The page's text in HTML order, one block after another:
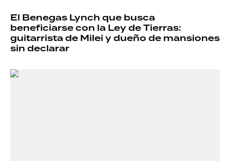
El Benegas Lynch que busca
beneficiarse con la Ley de Tierras:
guitarrista de Milei y dueño de mansiones
sin declarar